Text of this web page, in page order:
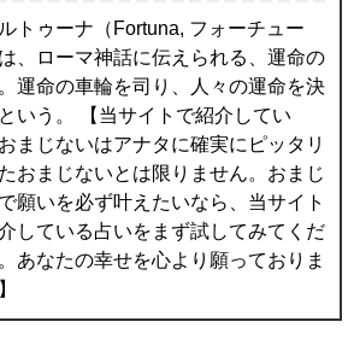
トゥーナ（Fortuna, フォーチュー
、ローマ神話に伝えられる、運命の
運命の車輪を司り、人々の運命を決
いう。 【当サイトで紹介してい
まじないはアナタに確実にピッタリ
おまじないとは限りません。おまじ
願いを必ず叶えたいなら、当サイト
している占いをまず試してみてくだ
あなたの幸せを心より願っておりま